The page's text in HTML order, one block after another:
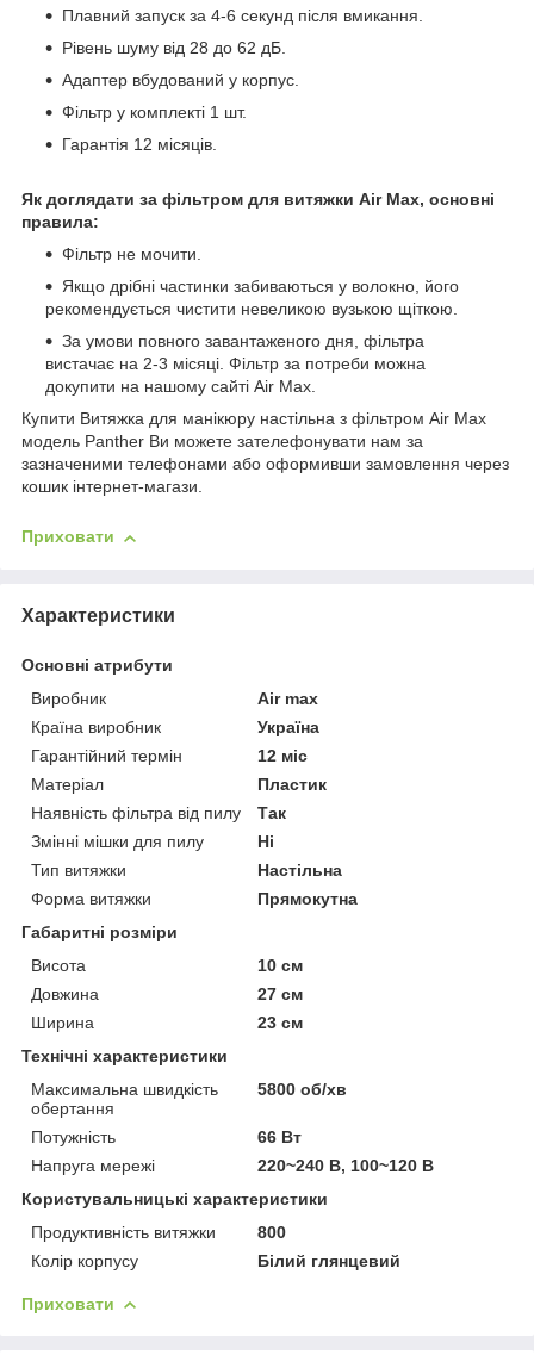
Плавний запуск за 4-6 секунд після вмикання.
Рівень шуму від 28 до 62 дБ.
Адаптер вбудований у корпус.
Фільтр у комплекті 1 шт.
Гарантія 12 місяців.
Як доглядати за фільтром для витяжки Аir Max, основні
правила:
Фільтр не мочити.
Якщо дрібні частинки забиваються у волокно, його
рекомендується чистити невеликою вузькою щіткою.
За умови повного завантаженого дня, фільтра
вистачає на 2-3 місяці. Фільтр за потреби можна
докупити на нашому сайті Аir Max.
Купити Витяжка для манікюру настільна з фільтром Air Max
модель Panther Ви можете зателефонувати нам за
зазначеними телефонами або оформивши замовлення через
кошик інтернет-магази.
Приховати
Характеристики
Основні атрибути
Виробник
Air max
Країна виробник
Україна
Гарантійний термін
12 міс
Матеріал
Пластик
Наявність фільтра від пилу
Так
Змінні мішки для пилу
Ні
Тип витяжки
Настільна
Форма витяжки
Прямокутна
Габаритні розміри
Висота
10 см
Довжина
27 см
Ширина
23 см
Технічні характеристики
Максимальна швидкість
обертання
5800 об/хв
Потужність
66 Вт
Напруга мережі
220~240 В, 100~120 В
Користувальницькі характеристики
Продуктивність витяжки
800
Колір корпусу
Білий глянцевий
Приховати